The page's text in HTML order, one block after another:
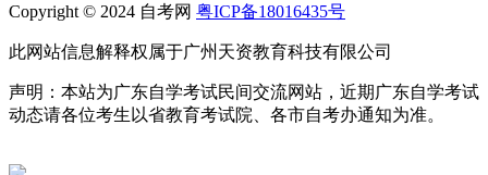
Copyright © 2024 自考网 粤ICP备18016435号
此网站信息解释权属于广州天资教育科技有限公司
声明：本站为广东自学考试民间交流网站，近期广东自学考试
动态请各位考生以省教育考试院、各市自考办通知为准。